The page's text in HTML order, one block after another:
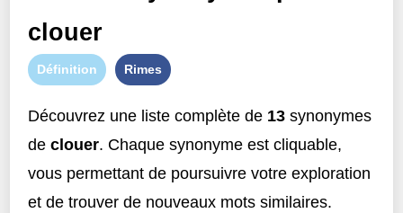
clouer
Définition Rimes
Découvrez une liste complète de 13 synonymes
declouer. Chaque synonyme est cliquable,
vous permettant de poursuivre votre exploration
et de trouver de nouveaux mots similaires.